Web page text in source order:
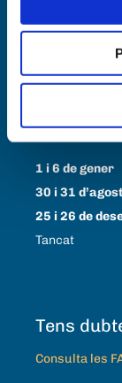
De 8 a 20 h
Diumenges i
De 8 a 14 h
1 i 6 de gener
30 i 31 d’agost
25 i 26 de
Tancat
Tens
Consulta les